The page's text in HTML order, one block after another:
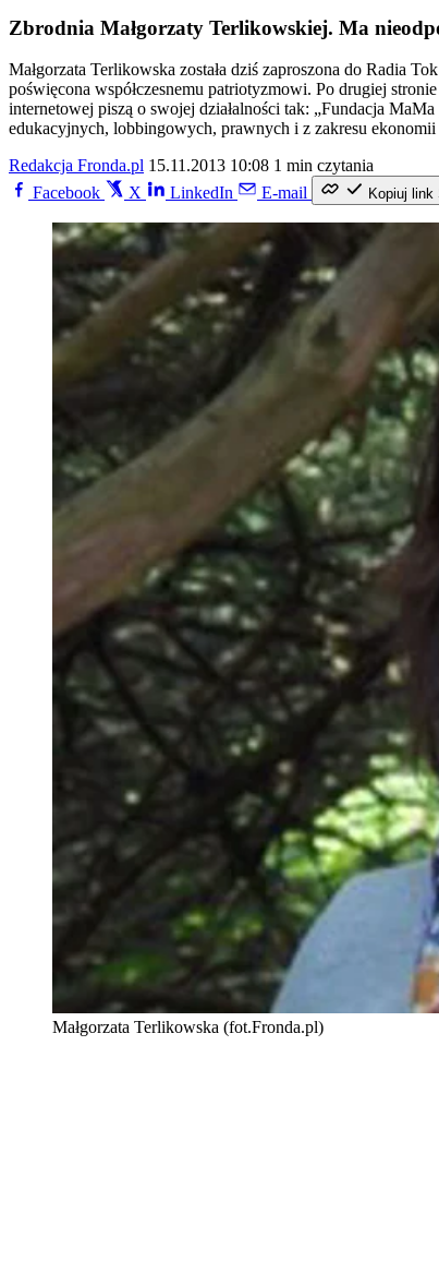
Zbrodnia Małgorzaty Terlikowskiej. Ma
Małgorzata Terlikowska została dziś zaproszona do Radia
poświęcona współczesnemu patriotyzmowi. Po drugiej
internetowej piszą o swojej działalności tak: „Fundacja
edukacyjnych, lobbingowych, prawnych i z zakresu ekonomii
Redakcja Fronda.pl 15.11.2013 10:08 1 min czytania
Facebook
X LinkedIn E-mail Kopiuj link
Małgorzata Terlikowska (fot.Fronda.pl)